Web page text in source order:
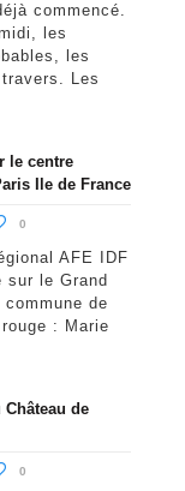
commencé.
les
les
Les
le centre
Ile de France
0
AFE IDF
sur le Grand
de
: Marie
Château de
0